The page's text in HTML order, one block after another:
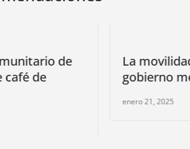
movilidad híbrida en la mira del
mexicano